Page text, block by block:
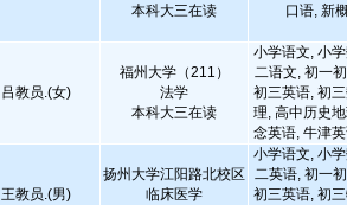
本科大三在读
口语, 新
吕教员.(女)
福州大学（211）
法学
本科大三在读
小学语文, 小
二语文, 初一
初三英语, 初
理, 高中历史
念英语, 牛津
王教员.(男)
扬州大学江阳路北校区
临床医学
小学语文, 小
二英语, 初一
初三英语, 初